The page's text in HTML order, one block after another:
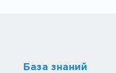
База знаний